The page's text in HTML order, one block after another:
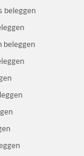
beleggen
beleggen